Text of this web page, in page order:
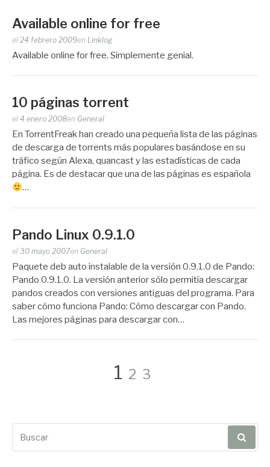
Available online for free
Publicado
por
Zootropo
el 24 febrero 2009en Linklog
Available online for free. Simplemente genial.
10 páginas torrent
Publicado
por
el 4 enero 2008en General
En TorrentFreak han creado una pequeña lista de las páginas
de descarga de torrents más populares basándose en su
tráfico según Alexa, quancast y las estadísticas de cada
página. Es de destacar que una de las páginas es española
…
Pando Linux 0.9.1.0
Publicado
por
Zootropo
el 30 mayo 2007en General
Paquete deb auto instalable de la versión 0.9.1.0 de Pando:
Pando 0.9.1.0. La versión anterior sólo permitía descargar
pandos creados con versiones antiguas del programa. Para
saber cómo funciona Pando: Cómo descargar con Pando.
Las mejores páginas para descargar con…
Navegación
de
entradas
Página
1 Página
2 Página
3
por: